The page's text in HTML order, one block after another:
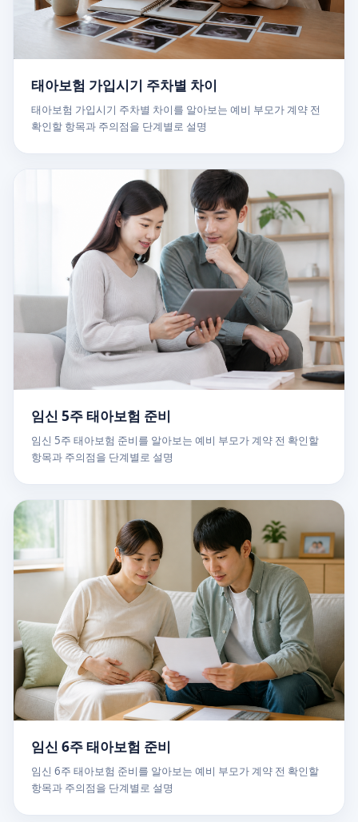
태아보험 가입시기 주차별 차이
태아보험 가입시기 주차별 차이를 알아보는 예비 부모가 계약 전
확인할 항목과 주의점을 단계별로 설명
임신 5주 태아보험 준비
임신 5주 태아보험 준비를 알아보는 예비 부모가 계약 전 확인할
항목과 주의점을 단계별로 설명
임신 6주 태아보험 준비
임신 6주 태아보험 준비를 알아보는 예비 부모가 계약 전 확인할
항목과 주의점을 단계별로 설명